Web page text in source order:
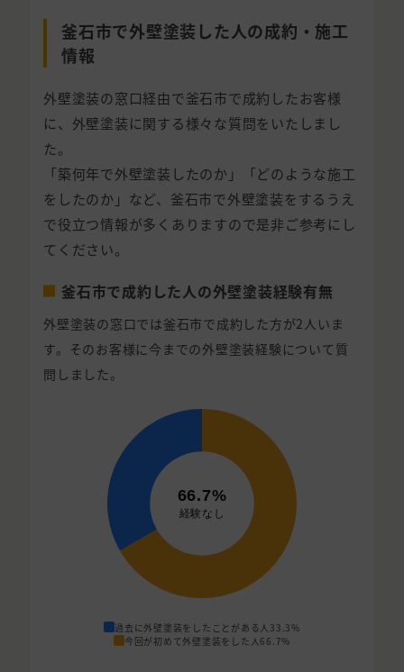
釜石市で外壁塗装した人の成約・施工
情報
外壁塗装の窓口経由で釜石市で成約したお客様
に、外壁塗装に関する様々な質問をいたしまし
た。
「築何年で外壁塗装したのか」「どのような施工
をしたのか」など、釜石市で外壁塗装をするうえ
で役立つ情報が多くありますので是非ご参考にし
てください。
釜石市で成約した人の外壁塗装経験有無
外壁塗装の窓口では釜石市で成約した方が2人いま
す。そのお客様に今までの外壁塗装経験について質
問しました。
過去に外壁塗装をしたことがある人 33.3%
今回が初めて外壁塗装をした人66.7%